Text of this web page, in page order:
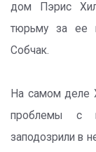
дом Пэрис
тюрьму за ее
Собчак.
На самом деле
проблемы с
заподозрили в